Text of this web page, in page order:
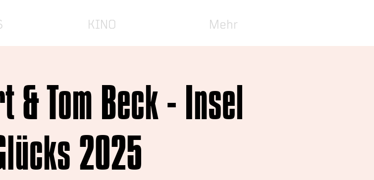
KINO Mehr
& Tom Beck - Insel
2025